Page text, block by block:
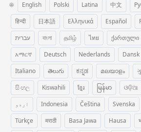
🌐 English Polski Latina 中文
हिन्दी
日本語 Ελληνικά Español
עברית
বাংলা தமிழ் ไทย ქართული
አማርኛ
Deutsch Nederlands Dansk
Italiano
తెలుగు ಕನ್ನಡ മലയാളം
සිංහල
Kiswahili ខ្មែរ မြန်မာ ଓଡ଼ିଆ
اردو
Indonesia Čeština Svenska
Türkçe
मराठी Basa Jawa Hausa